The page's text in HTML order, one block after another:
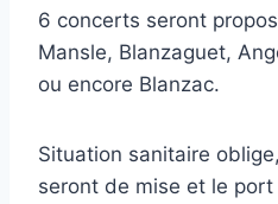
6 concerts seront
Mansle, Blanzaguet,
ou encore Blanzac.
Situation sanitaire
seront de mise et le